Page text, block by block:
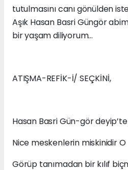
tutulmasını canı gönülden
Aşık Hasan Basri Güngör
bir yaşam diliyorum…
ATIŞMA-REFİK-İ/ SEÇKİNİ,
Hasan Basri Gün-gör
Nice meskenlerin miskinidir O
Görüp tanımadan bir kılıf